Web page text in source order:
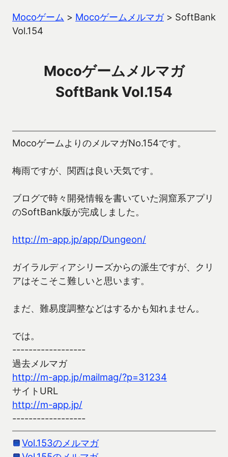
Mocoゲーム > Mocoゲームメルマガ> SoftBank
Vol.154
Mocoゲームメルマガ
SoftBank Vol.154
MocoゲームよりのメルマガNo.154です。
梅雨ですが、関西は良い天気です。
ブログで時々開発情報を書いていた洞窟系アプリ
のSoftBank版が完成しました。
http://m-app.jp/app/Dungeon/
ガイラルディアシリーズからの派生ですが、クリ
アはそこそこ難しいと思います。
まだ、難易度調整などはするかも知れません。
では。
------------------
過去メルマガ
http://m-app.jp/mailmag/?p=31234
サイトURL
http://m-app.jp/
------------------
Vol.153のメルマガ